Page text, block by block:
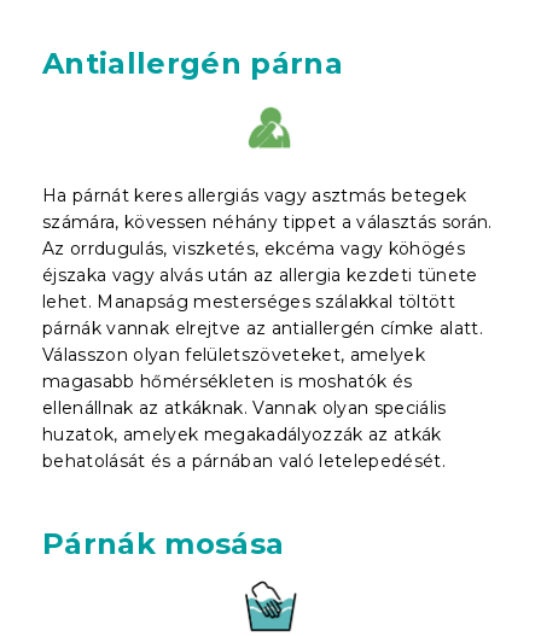
Antiallergén párna
Ha párnát keres allergiás vagy asztmás betegek
számára, kövessen néhány tippet a választás során.
Az orrdugulás, viszketés, ekcéma vagy köhögés
éjszaka vagy alvás után az allergia kezdeti tünete
lehet. Manapság mesterséges szálakkal töltött
párnák vannak elrejtve az antiallergén címke alatt.
Válasszon olyan felületszöveteket, amelyek
magasabb hőmérsékleten is moshatók és
ellenállnak az atkáknak. Vannak olyan speciális
huzatok, amelyek megakadályozzák az atkák
behatolását és a párnában való letelepedését.
Párnák mosása